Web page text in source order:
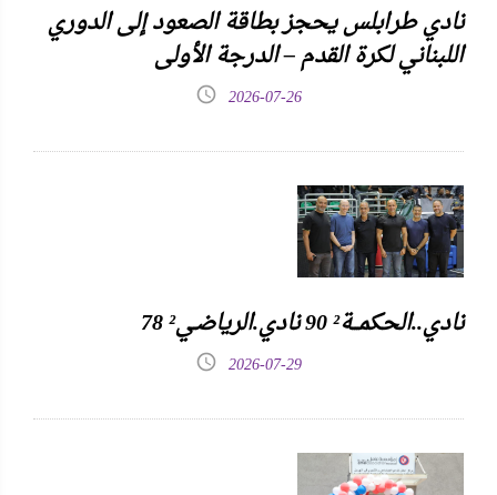
نادي طرابلس يحجز بطاقة الصعود إلى الدوري
اللبناني لكرة القدم – الدرجة الأولى
2026-07-26
نادي..الحكمـــة² 90 نادي.الرياضـي² 78
2026-07-29